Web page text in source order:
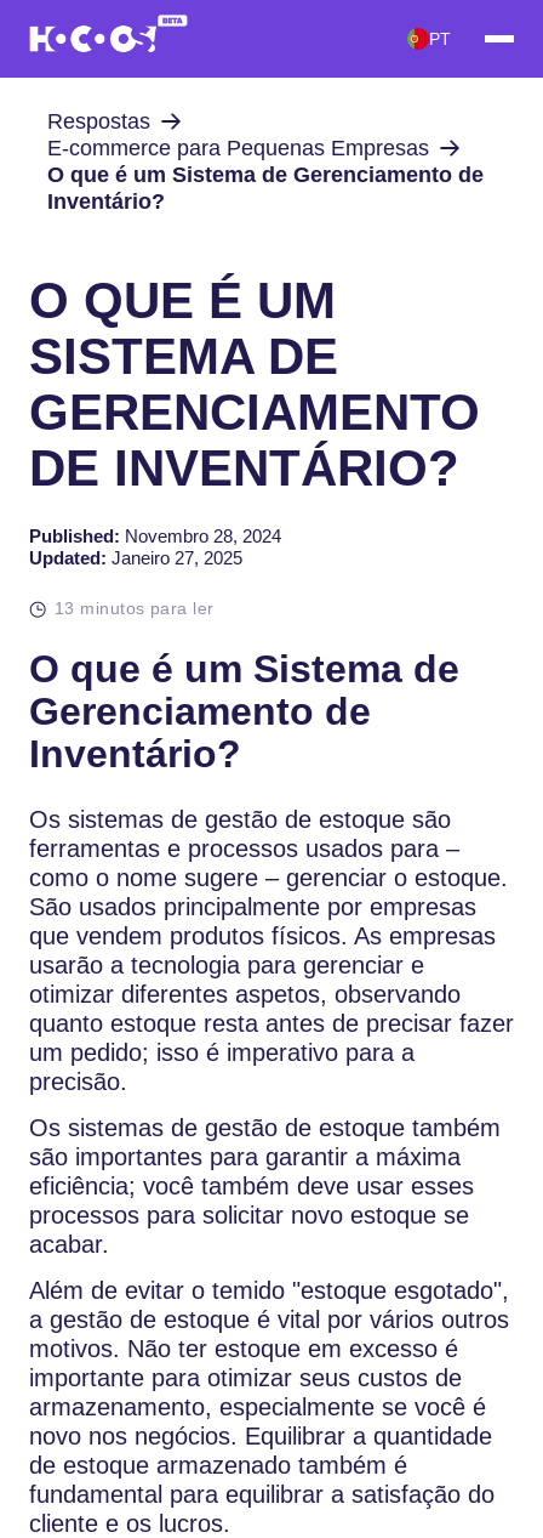
PT
Respostas
E-commerce para Pequenas Empresas
O que é um Sistema de Gerenciamento de
Inventário?
O QUE É UM
SISTEMA DE
GERENCIAMENTO
DE INVENTÁRIO?
Published: Novembro 28, 2024
Updated: Janeiro 27, 2025
13 minutos para ler
O que é um Sistema de
Gerenciamento de
Inventário?
Os sistemas de gestão de estoque são
ferramentas e processos usados para –
como o nome sugere – gerenciar o estoque.
São usados principalmente por empresas
que vendem produtos físicos. As empresas
usarão a tecnologia para gerenciar e
otimizar diferentes aspetos, observando
quanto estoque resta antes de precisar fazer
um pedido; isso é imperativo para a
precisão.
Os sistemas de gestão de estoque também
são importantes para garantir a máxima
eficiência; você também deve usar esses
processos para solicitar novo estoque se
acabar.
Além de evitar o temido "estoque esgotado",
a gestão de estoque é vital por vários outros
motivos. Não ter estoque em excesso é
importante para otimizar seus custos de
armazenamento, especialmente se você é
novo nos negócios. Equilibrar a quantidade
de estoque armazenado também é
fundamental para equilibrar a satisfação do
cliente e os lucros.